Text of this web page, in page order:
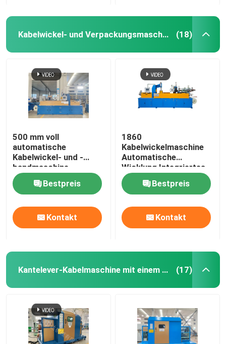
Kabelwickel- und Verpackungsmaschine (18)
500 mm voll
automatische
Kabelwickel- und -
bandmaschine
Bestpreis
Kontakt
1860
Kabelwickelmaschine
Automatische
Wicklung Integriertes
Binden und Verpacken
mit FilmBestpreis
Kontakt
Kantelever-Kabelmaschine mit einem einzigen Dreh (17)